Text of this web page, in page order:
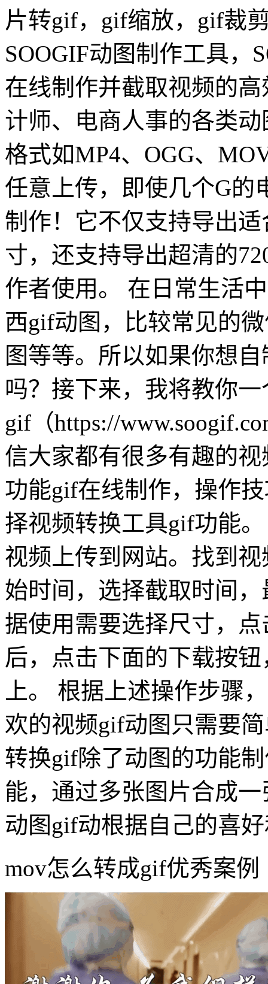
片转gif，gif缩放，gif裁
SOOGIF动图制作工具，
在线制作并截取视频的
计师、电商人事的各类
格式如MP4、OGG、
任意上传，即使几个G的
制作！它不仅支持导出
寸，还支持导出超清的
作者使用。 在日常生活
西gif动图，比较常见的
图等等。所以如果你想
吗？接下来，我将教你
gif（https://
信大家都有很多有趣的
功能gif在线制作，操作
择视频转换工具gif功能
视频上传到网站。找到
始时间，选择截取时间
据使用需要选择尺寸，
后，点击下面的下载按
上。 根据上述操作步骤
欢的视频gif动图只需要
转换gif除了动图的功能
能，通过多张图片合成
动图gif动根据自己的喜
mov怎么转成gif优秀案例